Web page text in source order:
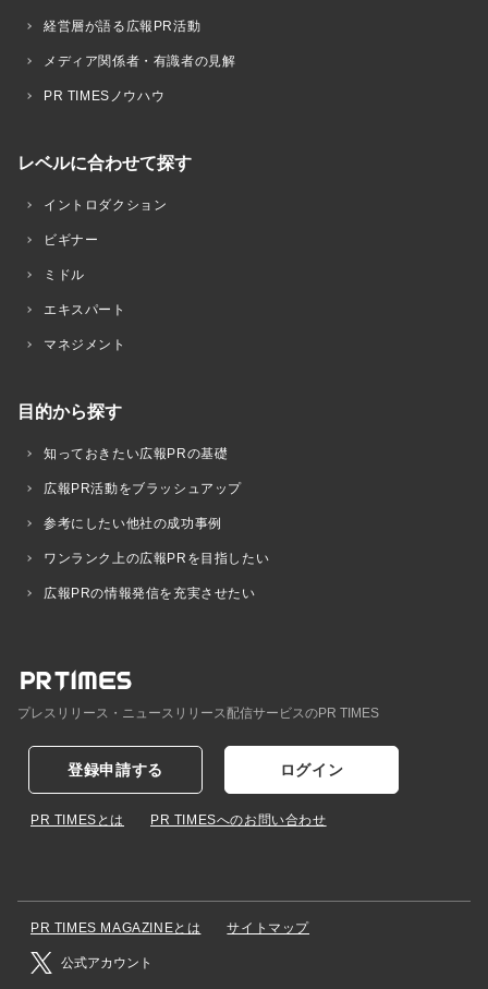
経営層が語る広報PR活動
メディア関係者・有識者の見解
PR TIMESノウハウ
レベルに合わせて探す
イントロダクション
ビギナー
ミドル
エキスパート
マネジメント
目的から探す
知っておきたい広報PRの基礎
広報PR活動をブラッシュアップ
参考にしたい他社の成功事例
ワンランク上の広報PRを目指したい
広報PRの情報発信を充実させたい
プレスリリース・ニュースリリース配信サービスのPR TIMES
登録申請する ログイン
PR TIMESとは PR TIMESへのお問い合わせ
PR TIMES MAGAZINEとは サイトマップ
公式アカウント